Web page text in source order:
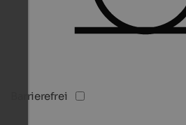
Barrierefrei